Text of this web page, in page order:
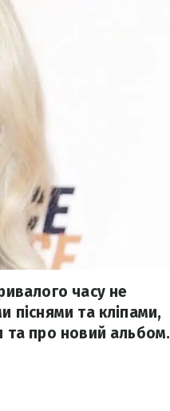
часу не
піснями та кліпами,
та про новий альбом.